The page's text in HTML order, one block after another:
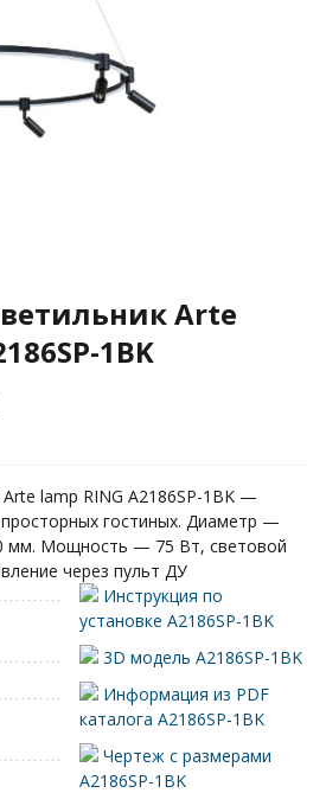
Arte
1BK
lamp RING A2186SP-1BK —
гостиных. Диаметр —
мм. Мощность — 75 Вт, световой
через пульт ДУ
Инструкция по
установке A2186SP-1BK
3D модель A2186SP-1BK
Информация из PDF
каталога A2186SP-1BK
Чертеж с размерами
A2186SP-1BK